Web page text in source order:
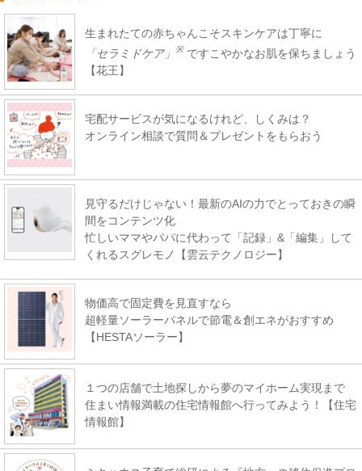
生まれたての赤ちゃんこそスキンケアは丁寧に
「セラミドケア」
※ ですこやかなお肌を保ちましょう
【花王】
宅配サービスが気になるけれど、しくみは？
オンライン相談で質問＆プレゼントをもらおう
見守るだけじゃない！最新のAIの力でとっておきの瞬
間をコンテンツ化
忙しいママやパパに代わって「記録」&「編集」して
くれるスグレモノ【雲云テクノロジー】
物価高で固定費を見直すなら
超軽量ソーラーパネルで節電＆創エネがおすすめ
【HESTAソーラー】
１つの店舗で土地探しから夢のマイホーム実現まで
住まい情報満載の住宅情報館へ行ってみよう！【住宅
情報館】